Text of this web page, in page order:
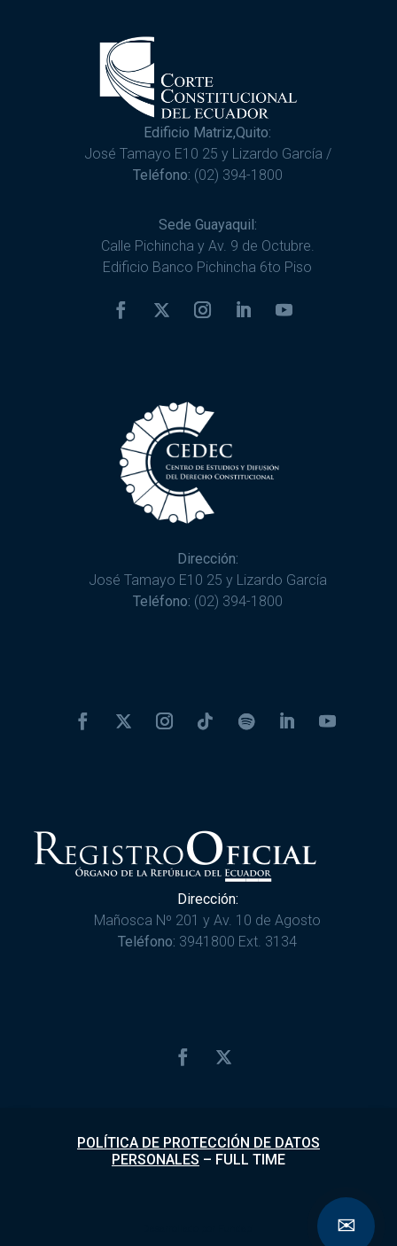
Edificio Matriz,Quito:
José Tamayo E10 25 y Lizardo García /
Teléfono: (02) 394-1800
Sede Guayaquil:
Calle Pichincha y Av. 9 de Octubre.
Edificio Banco Pichincha 6to Piso
Dirección:
José Tamayo E10 25 y Lizardo García
Teléfono: (02) 394-1800
Dirección:
Mañosca Nº 201 y Av. 10 de Agosto
Teléfono: 3941800 Ext. 3134
POLÍTICA DE PROTECCIÓN DE DATOS
PERSONALES – FULL TIME
✉